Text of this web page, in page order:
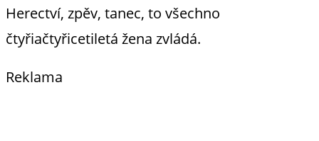
Herectví, zpěv, tanec, to všechno
čtyřiačtyřicetiletá žena zvládá.
Reklama